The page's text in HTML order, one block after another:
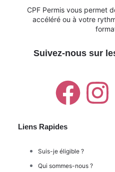
CPF Permis vous permet
accéléré ou à votre
Suivez-nous sur
Liens Rapides
Suis-je éligible ?
Qui sommes-nous ?